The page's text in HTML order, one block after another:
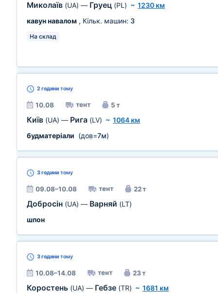
Миколаїв (UA) — Груец (PL) ~ 1230 км
кавун навалом , Кільк. машин: 3
На склад
2 години тому
10.08 тент 5 т
Київ (UA) — Рига (LV) ~ 1064 км
будматеріали (дов=7м)
3 години тому
09.08–10.08 тент 22 т
Добросін (UA) — Варняй (LT)
шпон
3 години тому
10.08–14.08 тент 23 т
Коростень (UA) — Гебзе (TR) ~ 1681 км